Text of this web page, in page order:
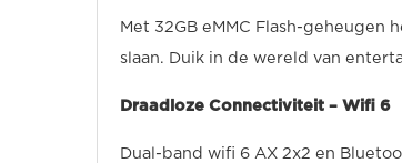
Met 32GB eMMC Flash-
slaan. Duik in de wereld van
Draadloze Connectiviteit – Wifi 6
Dual-band wifi 6 AX 2x2 en